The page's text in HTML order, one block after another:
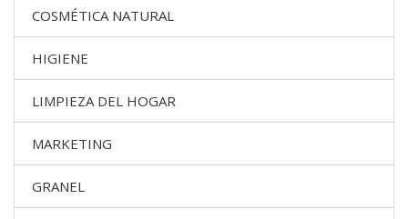
COSMÉTICA NATURAL
HIGIENE
LIMPIEZA DEL HOGAR
MARKETING
GRANEL